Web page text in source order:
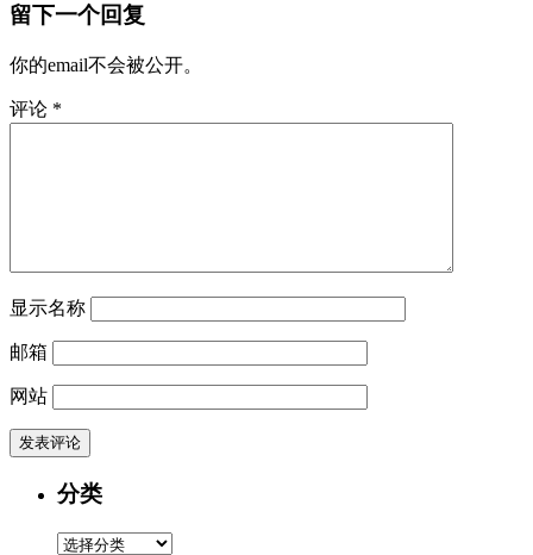
留下一个回复
你的email不会被公开。
评论 *
显示名称
邮箱
网站
分类
分